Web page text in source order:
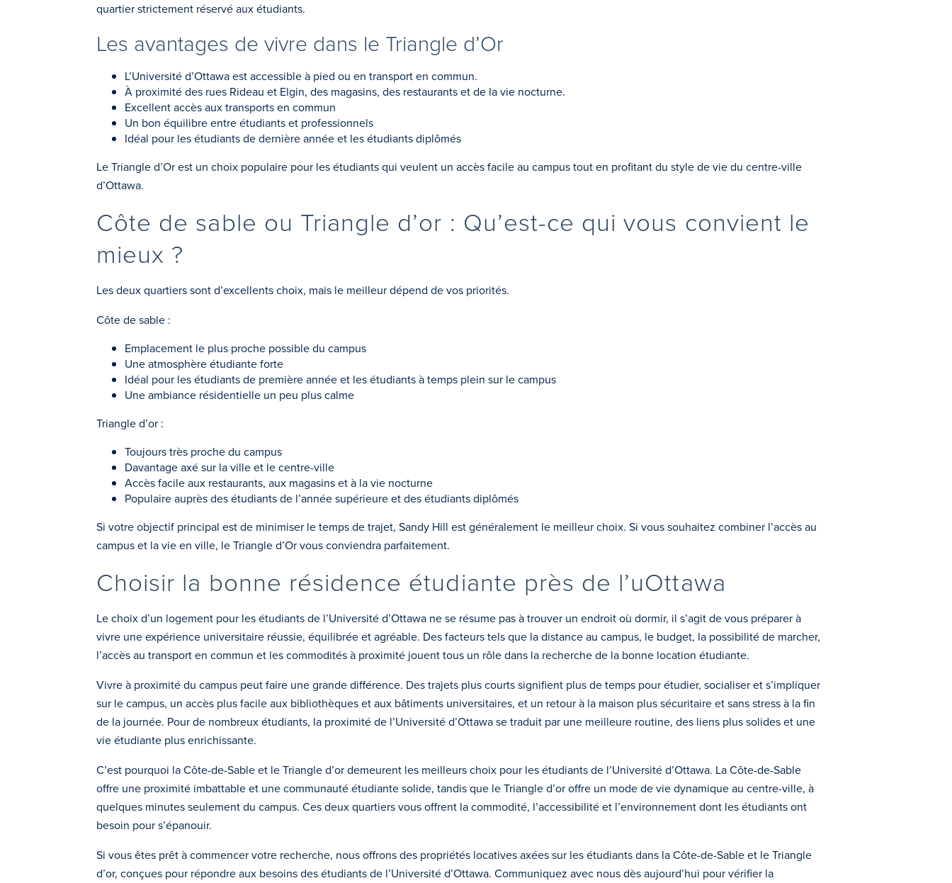
quartier strictement réservé aux étudiants.
Les avantages de vivre dans le Triangle d’Or
L’Université d’Ottawa est accessible à pied ou en transport en commun.
À proximité des rues Rideau et Elgin, des magasins, des restaurants et de la vie nocturne.
Excellent accès aux transports en commun
Un bon équilibre entre étudiants et professionnels
Idéal pour les étudiants de dernière année et les étudiants diplômés
Le Triangle d’Or est un choix populaire pour les étudiants qui veulent un accès facile au campus tout en profitant du style de vie du centre-ville
d’Ottawa.
Côte de sable ou Triangle d’or : Qu’est-ce qui vous convient le
mieux ?
Les deux quartiers sont d’excellents choix, mais le meilleur dépend de vos priorités.
Côte de sable :
Emplacement le plus proche possible du campus
Une atmosphère étudiante forte
Idéal pour les étudiants de première année et les étudiants à temps plein sur le campus
Une ambiance résidentielle un peu plus calme
Triangle d’or :
Toujours très proche du campus
Davantage axé sur la ville et le centre-ville
Accès facile aux restaurants, aux magasins et à la vie nocturne
Populaire auprès des étudiants de l’année supérieure et des étudiants diplômés
Si votre objectif principal est de minimiser le temps de trajet, Sandy Hill est généralement le meilleur choix. Si vous souhaitez combiner l’accès au
campus et la vie en ville, le Triangle d’Or vous conviendra parfaitement.
Choisir la bonne résidence étudiante près de l’uOttawa
Le choix d’un logement pour les étudiants de l’Université d’Ottawa ne se résume pas à trouver un endroit où dormir, il s’agit de vous préparer à
vivre une expérience universitaire réussie, équilibrée et agréable. Des facteurs tels que la distance au campus, le budget, la possibilité de marcher,
l’accès au transport en commun et les commodités à proximité jouent tous un rôle dans la recherche de la bonne location étudiante.
Vivre à proximité du campus peut faire une grande différence. Des trajets plus courts signifient plus de temps pour étudier, socialiser et s’impliquer
sur le campus, un accès plus facile aux bibliothèques et aux bâtiments universitaires, et un retour à la maison plus sécuritaire et sans stress à la fin
de la journée. Pour de nombreux étudiants, la proximité de l’Université d’Ottawa se traduit par une meilleure routine, des liens plus solides et une
vie étudiante plus enrichissante.
C’est pourquoi la Côte-de-Sable et le Triangle d’or demeurent les meilleurs choix pour les étudiants de l’Université d’Ottawa. La Côte-de-Sable
offre une proximité imbattable et une communauté étudiante solide, tandis que le Triangle d’or offre un mode de vie dynamique au centre-ville, à
quelques minutes seulement du campus. Ces deux quartiers vous offrent la commodité, l’accessibilité et l’environnement dont les étudiants ont
besoin pour s’épanouir.
Si vous êtes prêt à commencer votre recherche, nous offrons des propriétés locatives axées sur les étudiants dans la Côte-de-Sable et le Triangle
d’or, conçues pour répondre aux besoins des étudiants de l’Université d’Ottawa. Communiquez avec nous dès aujourd’hui pour vérifier la